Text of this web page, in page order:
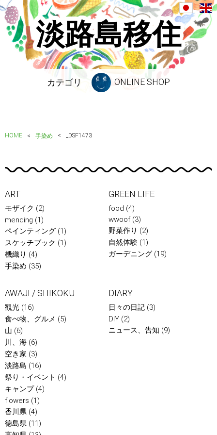
淡路島移住
カテゴリ ONLINE SHOP
HOME 手染め _DSF1473
ART
モザイク (2)
mending (1)
ペインティング (1)
スケッチブック (1)
機織り (4)
手染め (35)
GREEN LIFE
food (4)
wwoof(3)
野菜作り (2)
自然体験 (1)
ガーデニング (19)
AWAJI / SHIKOKU
観光 (16)
食べ物、グルメ (5)
山 (6)
川、海 (6)
空き家 (3)
淡路島 (16)
祭り・イベント (4)
キャンプ(4)
flowers (1)
香川県 (4)
徳島県 (11)
DIARY
日々の日記 (3)
DIY (2)
ニュース、告知 (9)